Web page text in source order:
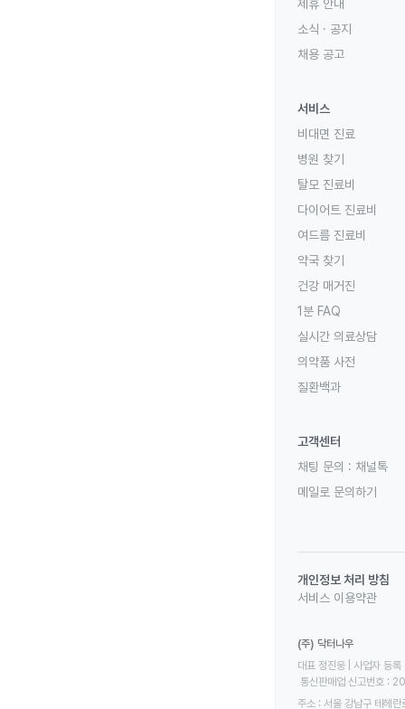
제휴 안내
소식 · 공지
채용 공고
서비스
비대면 진료
병원 찾기
탈모 진료비
다이어트 진료비
여드름 진료비
약국 찾기
건강 매거진
1분 FAQ
실시간 의료상담
의약품 사전
질환백과
고객센터
채팅 문의 : 채널톡
메일로 문의하기
개인정보 처리 방침
서비스 이용약관
(주) 닥터나우
대표 정진웅 | 사업자
통신판매업 신고번호
주소 : 서울 강남구 테헤